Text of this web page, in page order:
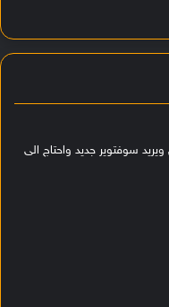
سوفتوير جديد واحتاج الى